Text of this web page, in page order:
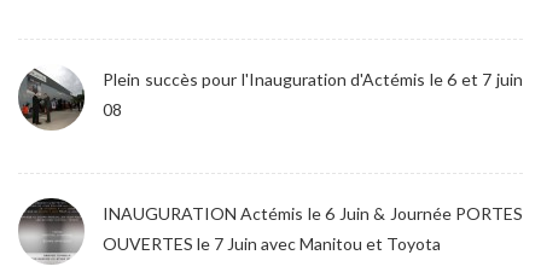
Plein succès pour l'Inauguration d'Actémis le 6 et 7 juin
08
INAUGURATION Actémis le 6 Juin & Journée PORTES
OUVERTES le 7 Juin avec Manitou et Toyota